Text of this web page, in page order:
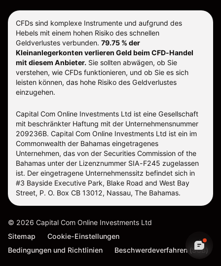
CFDs sind komplexe Instrumente und aufgrund des
Hebels mit einem hohen Risiko des schnellen
Geldverlustes verbunden. 79.75 % der
Kleinanlegerkonten verlieren Geld beim CFD-Handel
mit diesem Anbieter. Sie sollten abwägen, ob Sie
verstehen, wie CFDs funktionieren, und ob Sie es sich
leisten können, das hohe Risiko des Geldverlustes
einzugehen.
Capital Com Online Investments Ltd ist eine Gesellschaft
mit beschränkter Haftung mit der Unternehmensnummer
209236B. Capital Com Online Investments Ltd ist ein im
Commonwealth der Bahamas eingetragenes
Unternehmen, das von der Securities Commission of the
Bahamas unter der Lizenznummer SIA-F245 zugelassen
ist. Der eingetragene Unternehmenssitz befindet sich in
#3 Bayside Executive Park, Blake Road and West Bay
Street, P. O. Box CB 13012, Nassau, The Bahamas.
© 2026 Capital Com Online Investments Ltd
Sitemap
Cookie-Einstellungen
Bedingungen und Richtlinien
Beschwerdeverfahren (SCB)